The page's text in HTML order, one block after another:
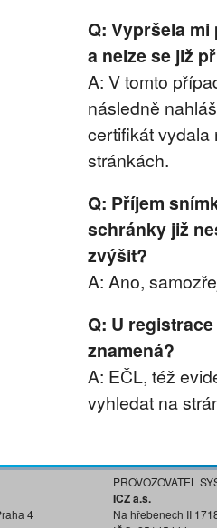
Q: Vypršela
a nelze se již
A: V tomto
následně
certifikát vydala
stránkách.
Q: Příjem
schránky již
zvýšit?
A: Ano,
Q: U
znamená?
A: EČL, též
vyhledat na
4
PROVOZOVATEL
ICZ a.s.
Na hřebenech II